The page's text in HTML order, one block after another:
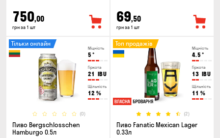
750,00
грн за 1 шт
69,50
грн за 1 шт
Міцність
5 °
Гіркота
21 IBU
Щільність
12 %
(0)
Тільки онлайн
Пиво Bergschlosschen
Hamburgo 0.5л
Міцність
4.5 °
Гіркота
13 IBU
Щільність
11 %
(2)
Топ продажів
Пиво Fanatic Mexican Lager
0.33л